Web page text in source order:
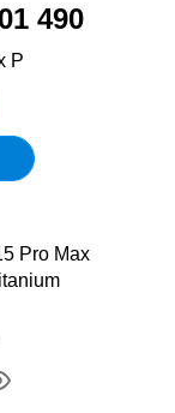
490
Р
Pro Max